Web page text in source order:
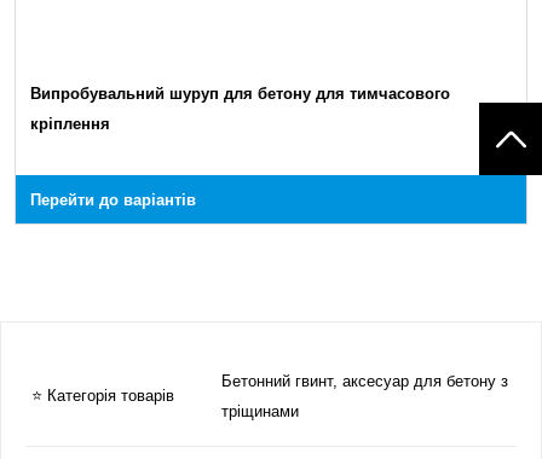
Випробувальний шуруп для бетону для тимчасового
кріплення
Перейти до варіантів
⭐ Категорія товарів
Бетонний гвинт, аксесуар для бетону з
тріщинами